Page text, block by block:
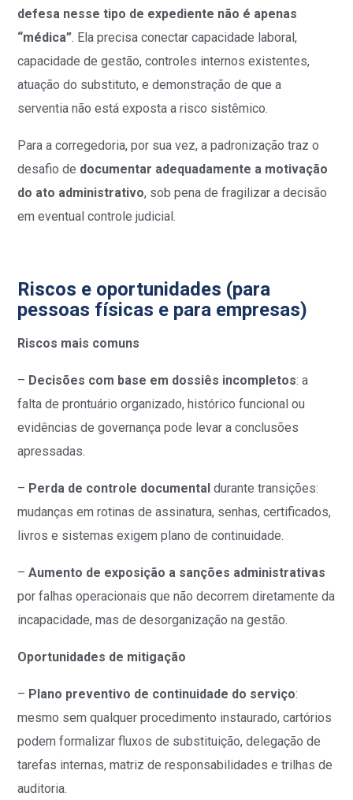
defesa nesse tipo de expediente não é apenas
“médica”. Ela precisa conectar capacidade laboral,
capacidade de gestão, controles internos existentes,
atuação do substituto, e demonstração de que a
serventia não está exposta a risco sistêmico.
Para a corregedoria, por sua vez, a padronização traz o
desafio de documentar adequadamente a motivação
do ato administrativo, sob pena de fragilizar a decisão
em eventual controle judicial.
Riscos e oportunidades (para
pessoas físicas e para empresas)
Riscos mais comuns
– Decisões com base em dossiês incompletos: a
falta de prontuário organizado, histórico funcional ou
evidências de governança pode levar a conclusões
apressadas.
– Perda de controle documental durante transições:
mudanças em rotinas de assinatura, senhas, certificados,
livros e sistemas exigem plano de continuidade.
–Aumento de exposição a sanções administrativas
por falhas operacionais que não decorrem diretamente da
incapacidade, mas de desorganização na gestão.
Oportunidades de mitigação
– Plano preventivo de continuidade do serviço:
mesmo sem qualquer procedimento instaurado, cartórios
podem formalizar fluxos de substituição, delegação de
tarefas internas, matriz de responsabilidades e trilhas de
auditoria.